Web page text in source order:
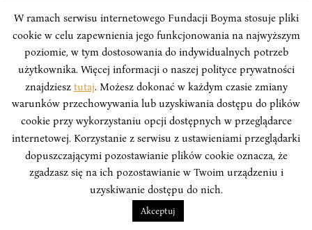
TYGODNIK – AZJA
W ramach serwisu internetowego Fundacji Boyma stosuje pliki
cookie w celu zapewnienia jego funkcjonowania na najwyższym
poziomie, w tym dostosowania do indywidualnych potrzeb
użytkownika. Więcej informacji o naszej polityce prywatności
znajdziesz tutaj. Możesz dokonać w każdym czasie zmiany
warunków przechowywania lub uzyskiwania dostępu do plików
cookie przy wykorzystaniu opcji dostępnych w przeglądarce
internetowej. Korzystanie z serwisu z ustawieniami przeglądarki
dopuszczającymi pozostawianie plików cookie oznacza, że
zgadzasz się na ich pozostawianie w Twoim urządzeniu i
uzyskiwanie dostępu do nich.
Akceptuj